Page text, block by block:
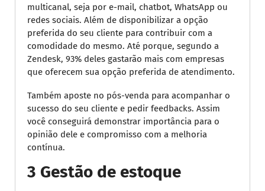
multicanal, seja por e-mail, chatbot, WhatsApp ou
redes sociais. Além de disponibilizar a opção
preferida do seu cliente para contribuir com a
comodidade do mesmo. Até porque, segundo a
Zendesk, 93% deles gastarão mais com empresas
que oferecem sua opção preferida de atendimento.
Também aposte no pós-venda para acompanhar o
sucesso do seu cliente e pedir feedbacks. Assim
você conseguirá demonstrar importância para o
opinião dele e compromisso com a melhoria
contínua.
3 Gestão de estoque